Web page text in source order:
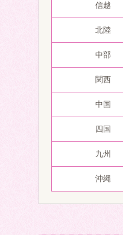
信越
北陸
中部
関西
中国
四国
九州
沖縄